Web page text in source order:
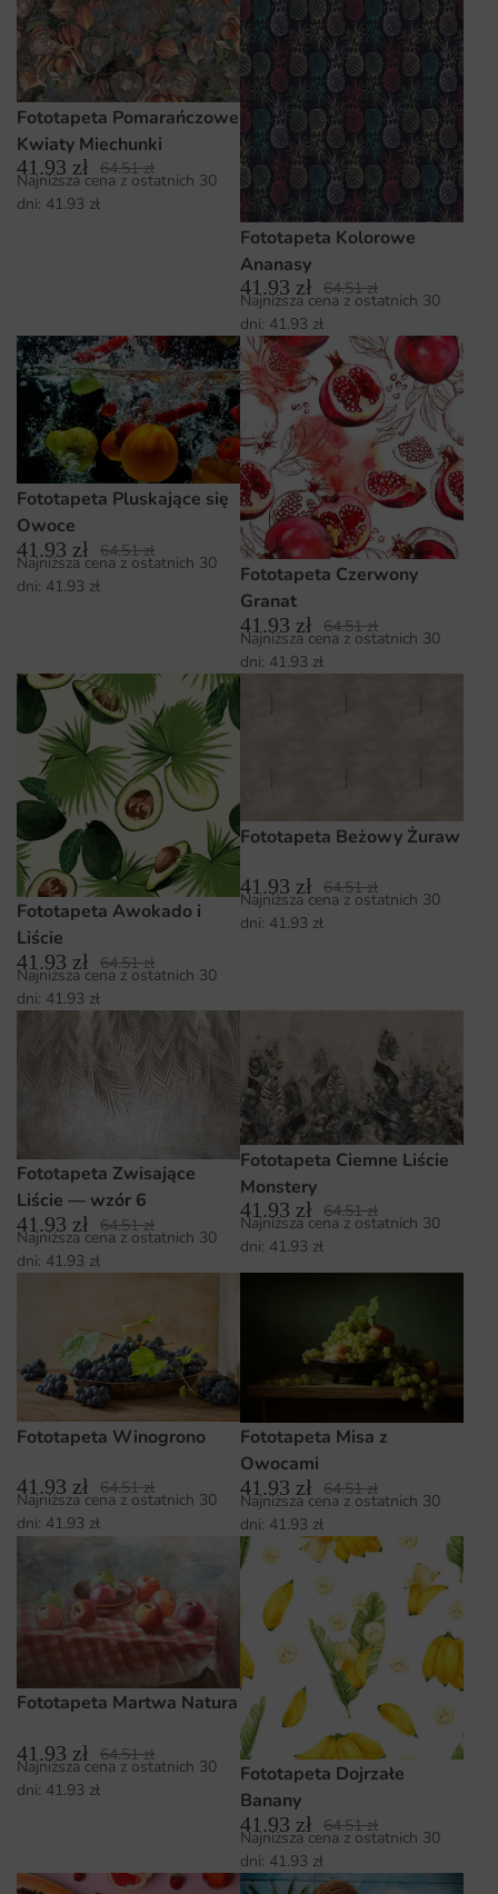
Fototapeta Pomarańczowe
Kwiaty Miechunki
41.93 zł 64.51zł
Najniższa cena z ostatnich 30
dni: 41.93 zł
Fototapeta Kolorowe
Ananasy
41.93 zł 64.51zł
Najniższa cena z ostatnich 30
dni: 41.93 zł
Fototapeta Pluskające się
Owoce
41.93 zł 64.51zł
Najniższa cena z ostatnich 30
dni: 41.93 zł
Fototapeta Czerwony
Granat
41.93 zł 64.51zł
Najniższa cena z ostatnich 30
dni: 41.93 zł
Fototapeta Awokado i
Liście
41.93 zł 64.51zł
Najniższa cena z ostatnich 30
dni: 41.93 zł
Fototapeta Beżowy Żuraw
41.93 zł 64.51zł
Najniższa cena z ostatnich 30
dni: 41.93 zł
Fototapeta Zwisające
Liście — wzór 6
41.93 zł 64.51zł
Najniższa cena z ostatnich 30
dni: 41.93 zł
Fototapeta Ciemne Liście
Monstery
41.93 zł 64.51zł
Najniższa cena z ostatnich 30
dni: 41.93 zł
Fototapeta Winogrono
41.93 zł 64.51zł
Najniższa cena z ostatnich 30
dni: 41.93 zł
Fototapeta Misa z
Owocami
41.93 zł 64.51zł
Najniższa cena z ostatnich 30
dni: 41.93 zł
Fototapeta Martwa Natura
41.93 zł 64.51zł
Najniższa cena z ostatnich 30
dni: 41.93 zł
Fototapeta Dojrzałe
Banany
41.93 zł 64.51zł
Najniższa cena z ostatnich 30
dni: 41.93 zł